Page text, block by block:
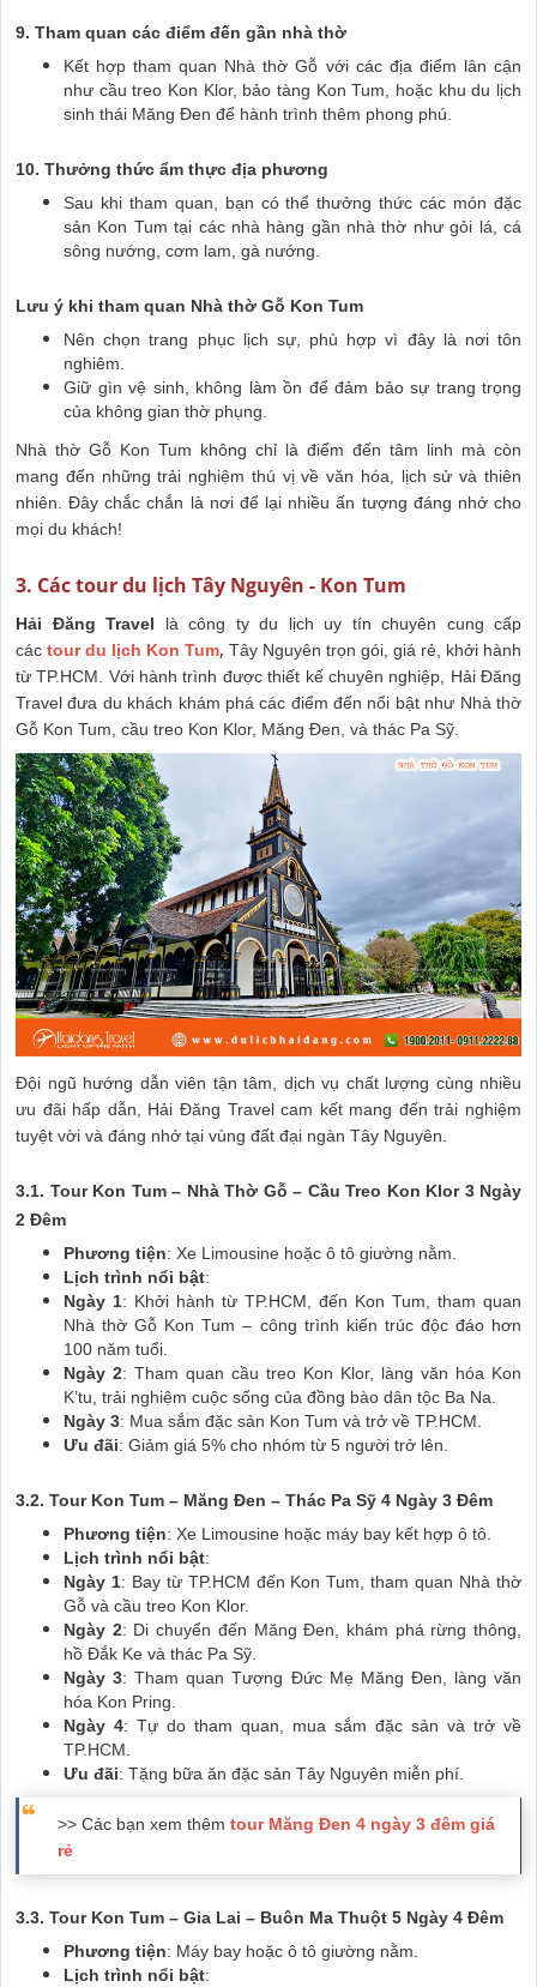
9. Tham quan các điểm đến gần nhà thờ
Kết hợp tham quan Nhà thờ Gỗ với các địa điểm lân cận
như cầu treo Kon Klor, bảo tàng Kon Tum, hoặc khu du lịch
sinh thái Măng Đen để hành trình thêm phong phú.
10. Thưởng thức ẩm thực địa phương
Sau khi tham quan, bạn có thể thưởng thức các món đặc
sản Kon Tum tại các nhà hàng gần nhà thờ như gỏi lá, cá
sông nướng, cơm lam, gà nướng.
Lưu ý khi tham quan Nhà thờ Gỗ Kon Tum
Nên chọn trang phục lịch sự, phù hợp vì đây là nơi tôn
nghiêm.
Giữ gìn vệ sinh, không làm ồn để đảm bảo sự trang trọng
của không gian thờ phụng.
Nhà thờ Gỗ Kon Tum không chỉ là điểm đến tâm linh mà còn
mang đến những trải nghiệm thú vị về văn hóa, lịch sử và thiên
nhiên. Đây chắc chắn là nơi để lại nhiều ấn tượng đáng nhớ cho
mọi du khách!
3. Các tour du lịch Tây Nguyên - Kon Tum
Hải Đăng Travel là công ty du lịch uy tín chuyên cung cấp
các tour du lịch Kon Tum, Tây Nguyên trọn gói, giá rẻ, khởi hành
từ TP.HCM. Với hành trình được thiết kế chuyên nghiệp, Hải Đăng
Travel đưa du khách khám phá các điểm đến nổi bật như Nhà thờ
Gỗ Kon Tum, cầu treo Kon Klor, Măng Đen, và thác Pa Sỹ.
Đội ngũ hướng dẫn viên tận tâm, dịch vụ chất lượng cùng nhiều
ưu đãi hấp dẫn, Hải Đăng Travel cam kết mang đến trải nghiệm
tuyệt vời và đáng nhớ tại vùng đất đại ngàn Tây Nguyên.
3.1. Tour Kon Tum – Nhà Thờ Gỗ – Cầu Treo Kon Klor 3 Ngày
2 Đêm
Phương tiện: Xe Limousine hoặc ô tô giường nằm.
Lịch trình nổi bật:
Ngày 1: Khởi hành từ TP.HCM, đến Kon Tum, tham quan
Nhà thờ Gỗ Kon Tum – công trình kiến trúc độc đáo hơn
100 năm tuổi.
Ngày 2: Tham quan cầu treo Kon Klor, làng văn hóa Kon
K’tu, trải nghiệm cuộc sống của đồng bào dân tộc Ba Na.
Ngày 3: Mua sắm đặc sản Kon Tum và trở về TP.HCM.
Ưu đãi: Giảm giá 5% cho nhóm từ 5 người trở lên.
3.2. Tour Kon Tum – Măng Đen – Thác Pa Sỹ 4 Ngày 3 Đêm
Phương tiện: Xe Limousine hoặc máy bay kết hợp ô tô.
Lịch trình nổi bật:
Ngày 1: Bay từ TP.HCM đến Kon Tum, tham quan Nhà thờ
Gỗ và cầu treo Kon Klor.
Ngày 2: Di chuyển đến Măng Đen, khám phá rừng thông,
hồ Đắk Ke và thác Pa Sỹ.
Ngày 3: Tham quan Tượng Đức Mẹ Măng Đen, làng văn
hóa Kon Pring.
Ngày 4: Tự do tham quan, mua sắm đặc sản và trở về
TP.HCM.
Ưu đãi: Tặng bữa ăn đặc sản Tây Nguyên miễn phí.
>> Các bạn xem thêm tour Măng Đen 4 ngày 3 đêm giá
rẻ
3.3. Tour Kon Tum – Gia Lai – Buôn Ma Thuột 5 Ngày 4 Đêm
Phương tiện: Máy bay hoặc ô tô giường nằm.
Lịch trình nổi bật: